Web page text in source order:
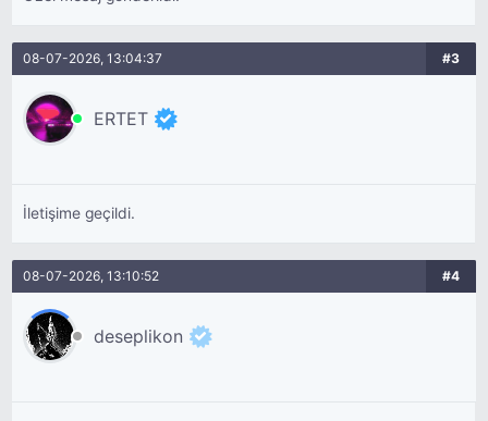
08-07-2026, 13:04:37 #3
ERTET
İletişime geçildi.
08-07-2026, 13:10:52 #4
deseplikon